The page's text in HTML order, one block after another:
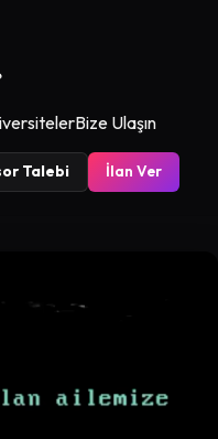
Bize Ulaşın
Talebi İlan Ver